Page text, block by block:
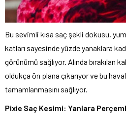
Bu sevimli kısa saç şekli dokusu,
katları sayesinde yüzde yanaklara
görünümü sağlıyor. Alında bırakılan
oldukça ön plana çıkarıyor ve bu
tamamlanmasını sağlıyor.
Pixie Saç Kesimi: Yanlara